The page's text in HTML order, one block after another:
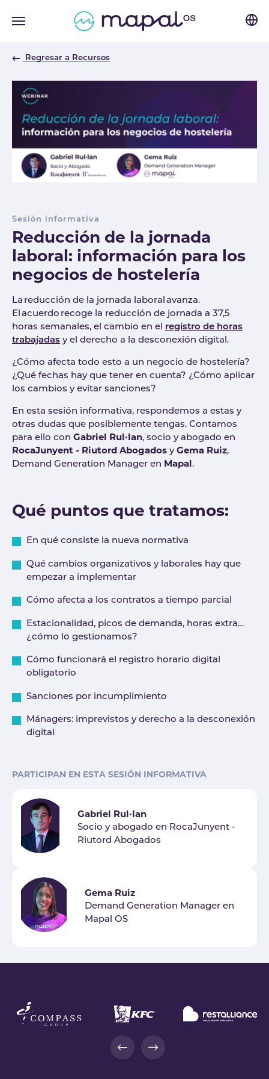
Regresar a Recursos
Sesión informativa
Reducción de la jornada
laboral: información para los
negocios de hostelería
La reducción de la jornada laboral avanza.
El acuerdo recoge la reducción de jornada a 37,5
horas semanales, el cambio en el registro de horas
trabajadas y el derecho a la desconexión digital.
¿Cómo afecta todo esto a un negocio de hostelería?
¿Qué fechas hay que tener en cuenta? ¿Cómo aplicar
los cambios y evitar sanciones?
En esta sesión informativa, respondemos a estas y
otras dudas que posiblemente tengas. Contamos
para ello con Gabriel Rul·lan, socio y abogado en
RocaJunyent - Riutord Abogados y Gema Ruiz,
Demand Generation Manager en Mapal .
Qué puntos que tratamos:
En qué consiste la nueva normativa
Qué cambios organizativos y laborales hay que
empezar a implementar
Cómo afecta a los contratos a tiempo parcial
Estacionalidad, picos de demanda, horas extra…
¿cómo lo gestionamos?
Cómo funcionará el registro horario digital
obligatorio
Sanciones por incumplimiento
Mánagers: imprevistos y derecho a la desconexión
digital
PARTICIPAN EN ESTA SESIÓN INFORMATIVA
Gabriel Rul·lan
Socio y abogado en RocaJunyent -
Riutord Abogados
Gema Ruiz
Demand Generation Manager en
Mapal OS